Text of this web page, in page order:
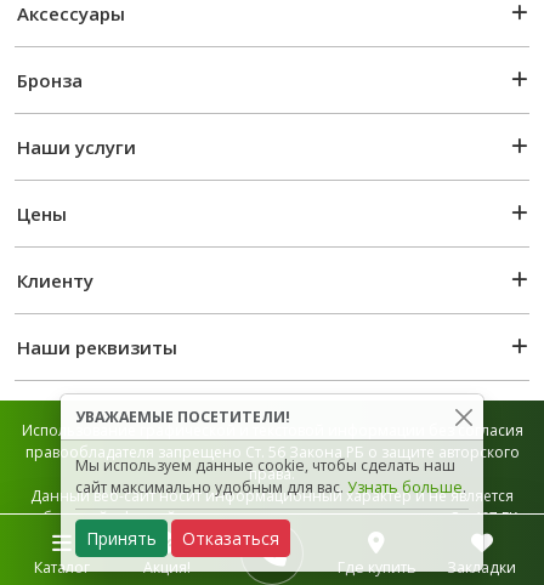
Аксессуары
Бронза
Наши услуги
Цены
Клиенту
Наши реквизиты
Использование графической и текстовой информации без согласия
правообладателя запрещено Ст. 56 Закона РБ о защите авторского
права.
Данный веб-сайт носит информационный характер и не является
публичной офертой, которая определяется положением Ст. 407 ГК
РБ.
Карта сайта
Каталог Акция! Где купить Закладки
УВАЖАЕМЫЕ ПОСЕТИТЕЛИ!
Мы используем данные cookie, чтобы сделать наш
сайт максимально удобным для вас. Узнать больше.
Принять Отказаться